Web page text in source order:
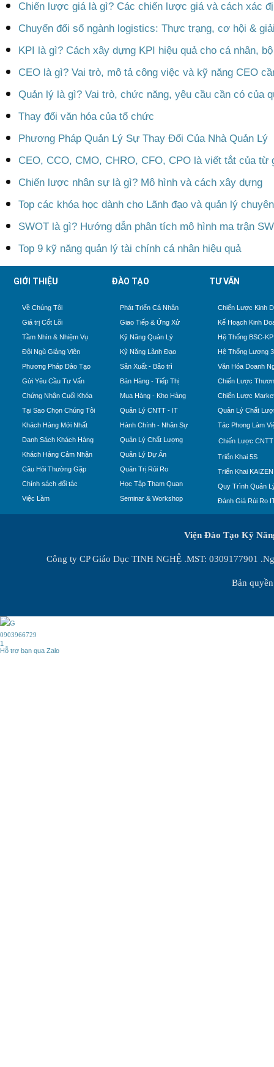
Chiến lược giá là gì? Các chiến lược giá và cách xác
Chuyển đổi số ngành logistics: Thực trạng, cơ hội &
KPI là gì? Cách xây dựng KPI hiệu quả cho cá nhân,
CEO là gì? Vai trò, mô tả công việc và kỹ năng CEO
Quản lý là gì? Vai trò, chức năng, yêu cầu cần có của
Thay đổi văn hóa của tổ chức
Phương Pháp Quản Lý Sự Thay Đổi Của Nhà Quản Lý
CEO, CCO, CMO, CHRO, CFO, CPO là viết tắt của từ
Chiến lược nhân sự là gì? Mô hình và cách xây dựng
Top các khóa học dành cho Lãnh đạo và quản lý
SWOT là gì? Hướng dẫn phân tích mô hình ma trận
Top 9 kỹ năng quản lý tài chính cá nhân hiệu quả
GIỚI THIỆU
Về Chúng Tôi
Giá trị Cốt Lõi
Tầm Nhìn & Nhiệm Vụ
Đội Ngũ Giảng Viên
Phương Pháp Đào Tạo
Gửi Yêu Cầu Tư Vấn
Chứng Nhận Cuối Khóa
Tại Sao Chọn Chúng Tôi
Khách Hàng Mới Nhất
Danh Sách Khách Hàng
Khách Hàng Cảm Nhận
Câu Hỏi Thường Gặp
Chính sách đối tác
Việc Làm
ĐÀO TẠO
Phát Triển Cá Nhân
Giao Tiếp & Ứng Xử
Kỹ Năng Quản Lý
Kỹ Năng Lãnh Đạo
Sản Xuất - Bảo trì
Bán Hàng - Tiếp Thị
Mua Hàng - Kho Hàng
Quản Lý CNTT - IT
Hành Chính - Nhân Sự
Quản Lý Chất Lượng
Quản Lý Dự Án
Quản Trị Rủi Ro
Học Tập Tham Quan
Seminar & Workshop
TƯ VẤN
Chiến Lược Kinh
Kế Hoạch Kinh
Hệ Thống BSC-
Hệ Thống Lương
Văn Hóa Doanh
Chiến Lược
Chiến Lược
Quản Lý Chất
Tác Phong Làm
Chiến Lược CNTT
Triển Khai 5S
Triển Khai KAIZEN
Quy Trình Quản
Đánh Giá Rủi Ro
Viện Đào Tạo Kỹ
Công ty CP Giáo Dục TINH NGHỆ .MST: 0309177901
Bản
0903966729
1
Hỗ trợ bạn qua Zalo